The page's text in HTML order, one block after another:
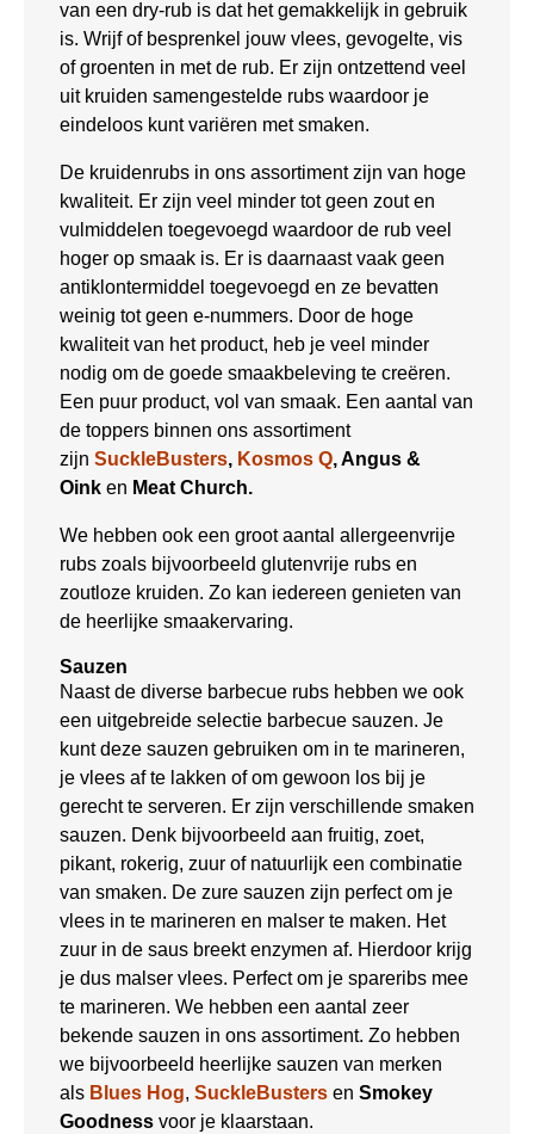
van een dry-rub is dat het gemakkelijk in gebruik
is. Wrijf of besprenkel jouw vlees, gevogelte, vis
of groenten in met de rub. Er zijn ontzettend veel
uit kruiden samengestelde rubs waardoor je
eindeloos kunt variëren met smaken.
De kruidenrubs in ons assortiment zijn van hoge
kwaliteit. Er zijn veel minder tot geen zout en
vulmiddelen toegevoegd waardoor de rub veel
hoger op smaak is. Er is daarnaast vaak geen
antiklontermiddel toegevoegd en ze bevatten
weinig tot geen e-nummers. Door de hoge
kwaliteit van het product, heb je veel minder
nodig om de goede smaakbeleving te creëren.
Een puur product, vol van smaak. Een aantal van
de toppers binnen ons assortiment
zijn SuckleBusters, Kosmos Q, Angus &
Oink en Meat Church.
We hebben ook een groot aantal allergeenvrije
rubs zoals bijvoorbeeld glutenvrije rubs en
zoutloze kruiden. Zo kan iedereen genieten van
de heerlijke smaakervaring.
Sauzen
Naast de diverse barbecue rubs hebben we ook
een uitgebreide selectie barbecue sauzen. Je
kunt deze sauzen gebruiken om in te marineren,
je vlees af te lakken of om gewoon los bij je
gerecht te serveren. Er zijn verschillende smaken
sauzen. Denk bijvoorbeeld aan fruitig, zoet,
pikant, rokerig, zuur of natuurlijk een combinatie
van smaken. De zure sauzen zijn perfect om je
vlees in te marineren en malser te maken. Het
zuur in de saus breekt enzymen af. Hierdoor krijg
je dus malser vlees. Perfect om je spareribs mee
te marineren. We hebben een aantal zeer
bekende sauzen in ons assortiment. Zo hebben
we bijvoorbeeld heerlijke sauzen van merken
als Blues Hog, SuckleBusters en Smokey
Goodness voor je klaarstaan.